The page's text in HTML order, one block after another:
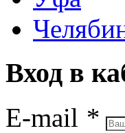
Вход в
E-mail *